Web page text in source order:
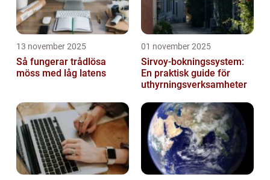
13 november 2025
Så fungerar trådlösa
möss med låg latens
01 november 2025
Sirvoy-bokningssystem:
En praktisk guide för
uthyrningsverksamheter